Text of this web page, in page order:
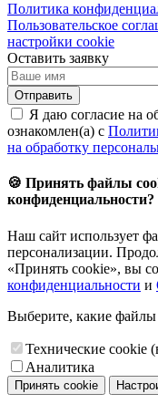
Политика
Пользовательское
настройки cookie
Оставить заявку
Отправить
Я даю согласие на
ознакомлен(а) с
на обработку
🍪 Принять файлы
конфиденциальности?
Наш сайт использует
персонализации.
«Принять cookie», вы
конфиденциальности и
Выберите, какие
Технические cookie
Аналитика
Принять cookie